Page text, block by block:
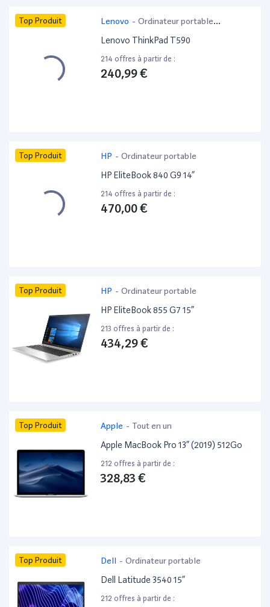
Top Produit Lenovo - Ordinateur portable
bureautique
Lenovo ThinkPad T590
214 offres à partir de :
240,99 €
Top Produit HP - Ordinateur portable
HP EliteBook 840 G9 14”
214 offres à partir de :
470,00 €
Top Produit HP - Ordinateur portable
HP EliteBook 855 G7 15”
213 offres à partir de :
434,29 €
Top Produit Apple - Tout en un
Apple MacBook Pro 13” (2019) 512Go
212 offres à partir de :
328,83 €
Top Produit Dell - Ordinateur portable
Dell Latitude 3540 15”
212 offres à partir de :